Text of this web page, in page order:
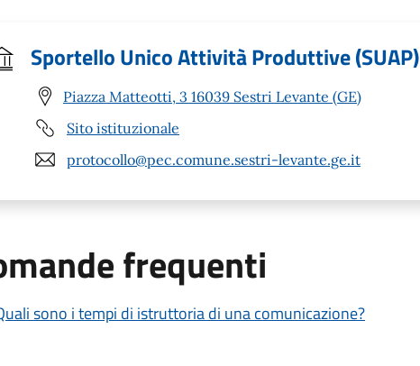
Sportello Unico Attività Produttive (SUAP)
Piazza Matteotti, 3 16039 Sestri Levante (GE)
Sito istituzionale
protocollo@pec.comune.sestri-levante.ge.it
frequenti
sono i tempi di istruttoria di una comunicazione?